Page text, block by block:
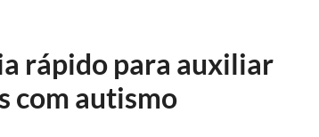
rápido para auxiliar
com autismo